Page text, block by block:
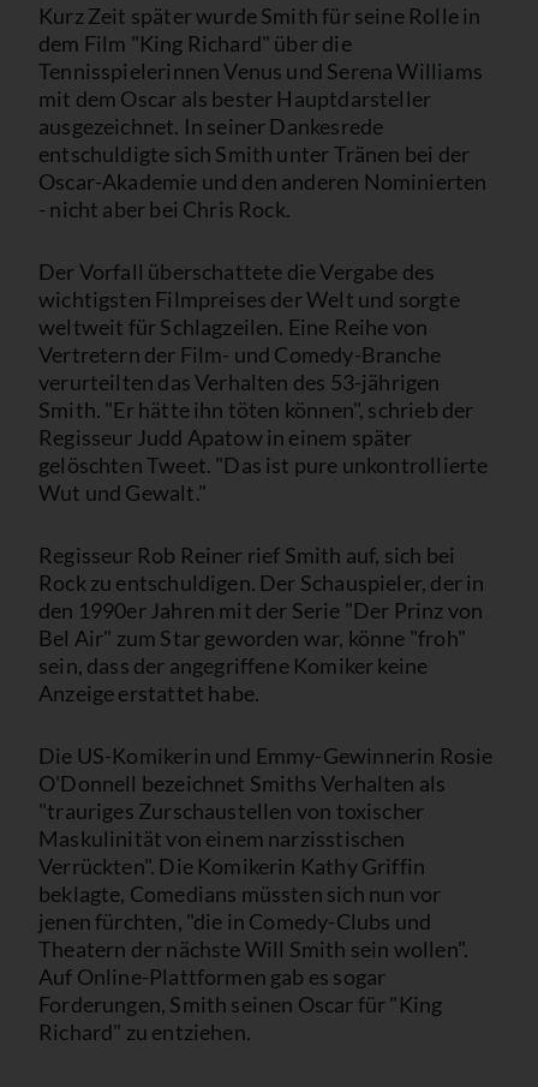
Kurz Zeit später wurde Smith für seine Rolle in
dem Film "King Richard" über die
Tennisspielerinnen Venus und Serena Williams
mit dem Oscar als bester Hauptdarsteller
ausgezeichnet. In seiner Dankesrede
entschuldigte sich Smith unter Tränen bei der
Oscar-Akademie und den anderen Nominierten
- nicht aber bei Chris Rock.
Der Vorfall überschattete die Vergabe des
wichtigsten Filmpreises der Welt und sorgte
weltweit für Schlagzeilen. Eine Reihe von
Vertretern der Film- und Comedy-Branche
verurteilten das Verhalten des 53-jährigen
Smith. "Er hätte ihn töten können", schrieb der
Regisseur Judd Apatow in einem später
gelöschten Tweet. "Das ist pure unkontrollierte
Wut und Gewalt."
Regisseur Rob Reiner rief Smith auf, sich bei
Rock zu entschuldigen. Der Schauspieler, der in
den 1990er Jahren mit der Serie "Der Prinz von
Bel Air" zum Star geworden war, könne "froh"
sein, dass der angegriffene Komiker keine
Anzeige erstattet habe.
Die US-Komikerin und Emmy-Gewinnerin Rosie
O'Donnell bezeichnet Smiths Verhalten als
"trauriges Zurschaustellen von toxischer
Maskulinität von einem narzisstischen
Verrückten". Die Komikerin Kathy Griffin
beklagte, Comedians müssten sich nun vor
jenen fürchten, "die in Comedy-Clubs und
Theatern der nächste Will Smith sein wollen".
Auf Online-Plattformen gab es sogar
Forderungen, Smith seinen Oscar für "King
Richard" zu entziehen.